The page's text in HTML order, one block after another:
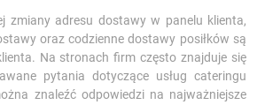
zmiany adresu dostawy w panelu klienta,
oraz codzienne dostawy posiłków są
Na stronach firm często znajduje się
pytania dotyczące usług cateringu
znaleźć odpowiedzi na najważniejsze